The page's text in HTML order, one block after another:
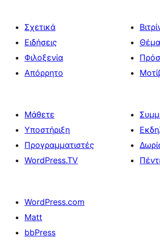
Σχετικά
Ειδήσεις
Φιλοξενία
Απόρρητο
Μάθετε
Υποστήριξη
Προγραμματιστές
WordPress.TV
WordPress.com
Matt
bbPress